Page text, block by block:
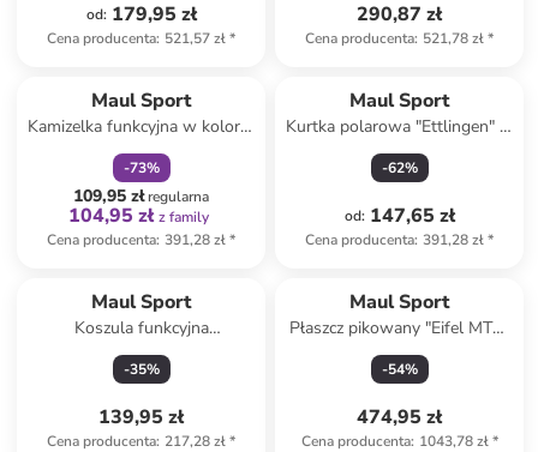
od: 179,95 zł
Cena producenta: 521,57 zł*
290,87 zł
Cena producenta: 521,78 zł*
Maul Sport
Kamizelka funkcyjna w kolorze
czarnym
-73%
109,95 złregularna
104,95 zł z family
Cena producenta: 391,28 zł*
Maul Sport
Kurtka polarowa "Ettlingen" w
kolorze czerwonym
-62%
od: 147,65 zł
Cena producenta: 391,28 zł*
Maul Sport
Koszula funkcyjna
"Holzkirchen" w kolorze
niebieskim
-35%
139,95 zł
Cena producenta: 217,28 zł*
Maul Sport
Płaszcz pikowany "Eifel MTX"
w kolorze czarnym
-54%
474,95 zł
Cena producenta: 1043,78 zł*